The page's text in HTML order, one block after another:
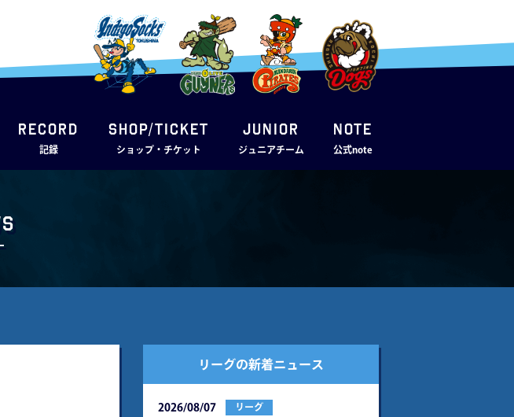
RECORD
記録
SHOP/TICKET
ショップ・チケット
JUNIOR
ジュニアチーム
note
公式note
リーグの新着ニュース
2026/08/07 リーグ